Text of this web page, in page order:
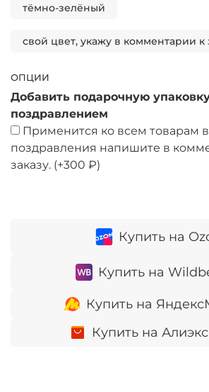
Купить на
Купить на
Купить на
Купить на
тёмно-зелёный
свой цвет, укажу в комментарии к
ОПЦИИ
Добавить подарочную
поздравлением
Применится ко всем товарам в
поздравления напишите в
заказу. (+300 ₽)